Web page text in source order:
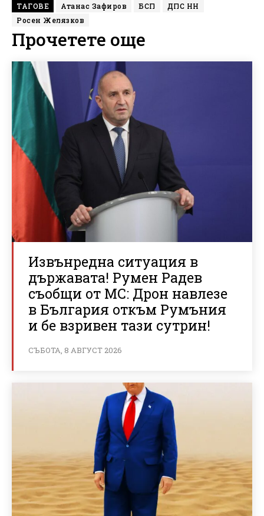
ТАГОВЕ Атанас Зафиров БСП
ДПС НН
Росен Желязков
Прочетете още
Извънредна ситуация в
държавата! Румен Радев
съобщи от МС: Дрон навлезе
в България откъм Румъния
и бе взривен тази сутрин!
СЪБОТА, 8 АВГУСТ 2026